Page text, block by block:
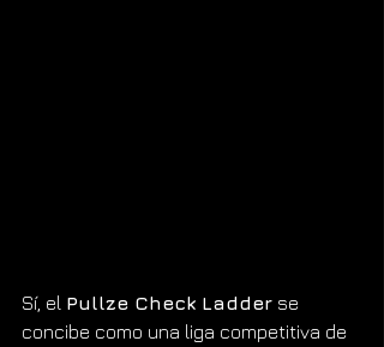
Sí, el Pullze Check Ladder se
concibe como una liga competitiva de